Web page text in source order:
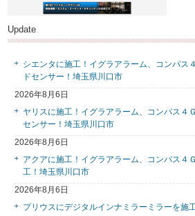
Update
シエンタに施工！イグラアラーム、コンパス
ドセンサー！埼玉県川口市
2026年8月6日
ヤリスに施工！イグラアラーム、コンパス４
センサー！埼玉県川口市
2026年8月6日
アクアに施工！イグラアラーム、コンパス４
工！埼玉県川口市
2026年8月6日
プリウスにデジタルインナミラーミラーを施